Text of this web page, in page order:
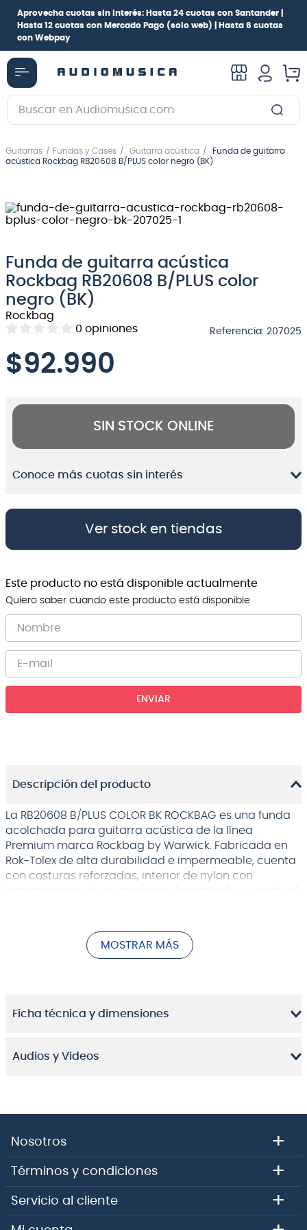
Aprovecha cuotas sin interés: Hasta 24 cuotas con Santander |
Hasta 12 cuotas con Mercado Pago (solo web) |
Hasta 6 cuotas
con Webpay
Buscar en Audiomusica.com
Guitarras Fundas y Cases Guitarra acústica
Funda de guitarra
acústica Rockbag RB20608 B/PLUS color negro (BK)
Funda de guitarra acústica
Rockbag RB20608 B/PLUS color
negro (BK)
Rockbag
0 opiniones Referencia: 207025
$92.990
SIN STOCK ONLINE
Conoce más cuotas sin interés
Ver stock en tiendas
Este producto no está disponible actualmente
Quiero saber cuando este producto está disponible
ENVIAR
Descripción del producto
La RB20608 B/PLUS COLOR BK ROCKBAG es una funda
acolchada para guitarra acústica de la línea
Premium marca Rockbag by Warwick. Fabricada en
Rok-Tolex de alta durabilidad e impermeable, cuenta
con costuras reforzadas, interior de nylon con
mas alta tecnología para otorgar una vida útil lo mas
prolongada posible al instrumento y un confort total
MOSTRAR MÁS
Ficha técnica y dimensiones
Audios y Videos
Nosotros +
Términos y condiciones +
Servicio al cliente +
1.
guitarra electrica
3.
guitarra electroacústica
5.
amplificador
6.
guitarra
7.
teclado
.
micrófono
10. violin